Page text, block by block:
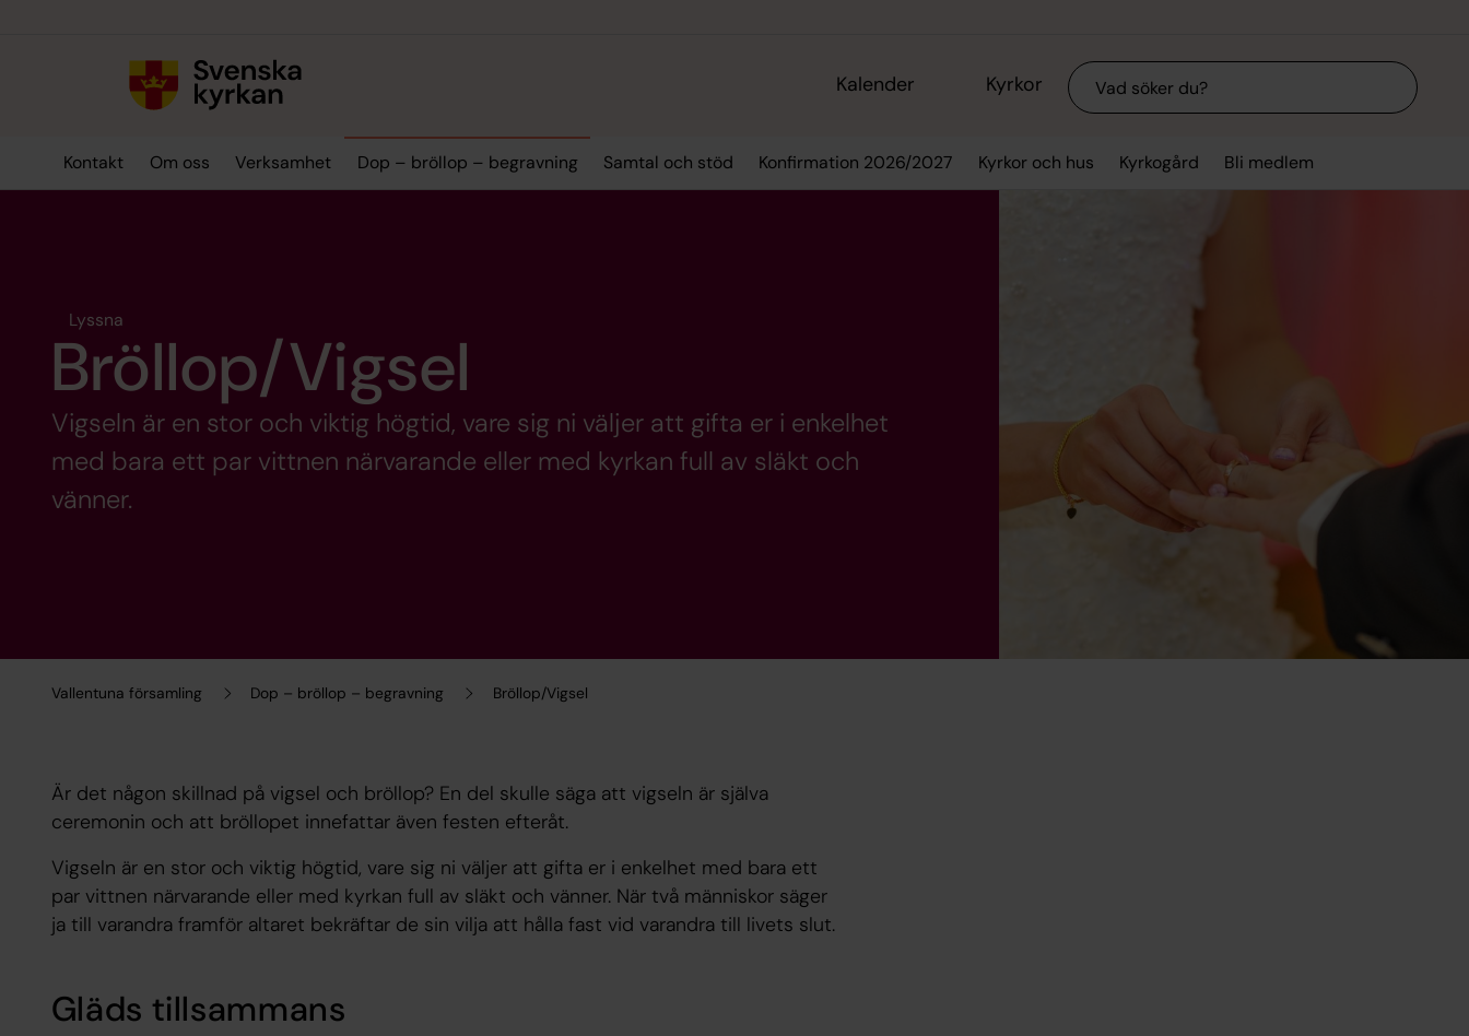
Kalender Kyrkor Sök
Kontakt Om oss Verksamhet Dop – bröllop – begravning Samtal och stöd Konfirmation 2026/2027 Kyrkor och hus Kyrkogård Bli medlem
Vallentuna församling Dop – bröllop – begravning Bröllop/Vigsel
Lyssna
Bröllop/Vigsel
Vigseln är en stor och viktig högtid, vare sig ni väljer att gifta er i enkelhet
med bara ett par vittnen närvarande eller med kyrkan full av släkt och
vänner.
Är det någon skillnad på vigsel och bröllop? En del skulle säga att vigseln är själva
ceremonin och att bröllopet innefattar även festen efteråt.
Vigseln är en stor och viktig högtid, vare sig ni väljer att gifta er i enkelhet med bara ett
par vittnen närvarande eller med kyrkan full av släkt och vänner. När två människor säger
ja till varandra framför altaret bekräftar de sin vilja att hålla fast vid varandra till livets slut.
Gläds tillsammans